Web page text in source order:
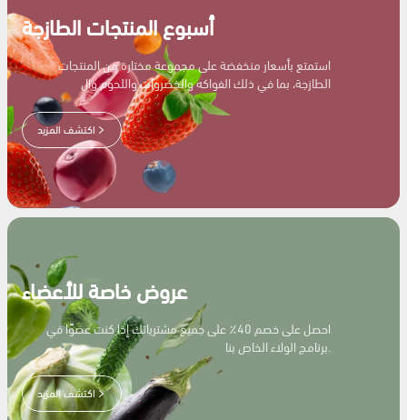
أسبوع المنتجات الطازجة
استمتع بأسعار منخفضة على مجموعة مختارة من المنتجات
الطازجة، بما في ذلك الفواكه والخضروات واللحوم وال
اكتشف المزيد
عروض خاصة للأعضاء
احصل على خصم 40٪ على جميع مشترياتك إذا كنت عضوًا في
برنامج الولاء الخاص بنا.
اكتشف المزيد